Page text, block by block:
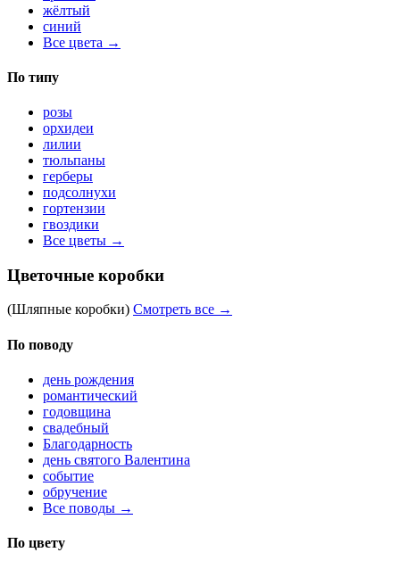
жёлтый
синий
Все цвета →
По типу
розы
орхидеи
лилии
тюльпаны
герберы
подсолнухи
гортензии
гвоздики
Все цветы →
Цветочные коробки
(Шляпные коробки) Смотреть все →
По поводу
день рождения
романтический
годовщина
свадебный
Благодарность
день святого Валентина
событие
обручение
Все поводы →
По цвету